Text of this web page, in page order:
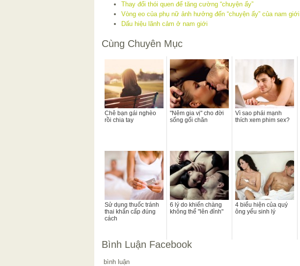
Thay đổi thói quen để tăng cường “chuyện ấy”
Vòng eo của phụ nữ ảnh hưởng đến “chuyện ấy” của nam giới
Dấu hiệu lãnh cảm ở nam giới
Cùng Chuyên Mục
Chê bạn gái nghèo
rồi chia tay
"Nêm gia vị" cho đời
sống gối chăn
Vì sao phái mạnh
thích xem phim sex?
Sử dụng thuốc tránh
thai khẩn cấp đúng
cách
6 lý do khiến chàng
không thể "lên đỉnh"
4 biểu hiện của quý
ông yếu sinh lý
Bình Luận Facebook
bình luận